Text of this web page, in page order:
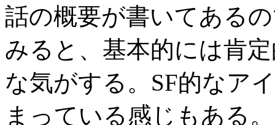
話の概要が書いてある
みると、基本的には肯
な気がする。SF的なア
まっている感じもある